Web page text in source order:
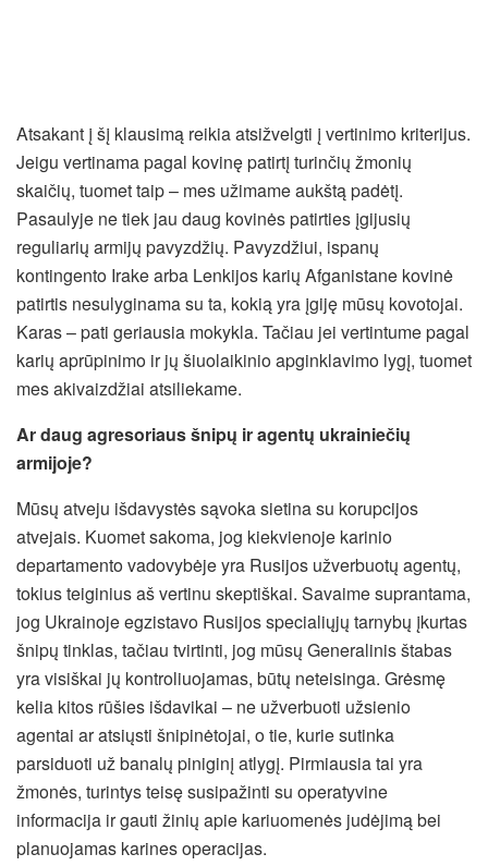
Atsakant į šį klausimą reikia atsižvelgti į vertinimo kriterijus.
Jeigu vertinama pagal kovinę patirtį turinčių žmonių
skaičių, tuomet taip – mes užimame aukštą padėtį.
Pasaulyje ne tiek jau daug kovinės patirties įgijusių
reguliarių armijų pavyzdžių. Pavyzdžiui, ispanų
kontingento Irake arba Lenkijos karių Afganistane kovinė
patirtis nesulyginama su ta, kokią yra įgiję mūsų kovotojai.
Karas – pati geriausia mokykla. Tačiau jei vertintume pagal
karių aprūpinimo ir jų šiuolaikinio apginklavimo lygį, tuomet
mes akivaizdžiai atsiliekame.
Ar daug agresoriaus šnipų ir agentų ukrainiečių
armijoje?
Mūsų atveju išdavystės sąvoka sietina su korupcijos
atvejais. Kuomet sakoma, jog kiekvienoje karinio
departamento vadovybėje yra Rusijos užverbuotų agentų,
tokius teiginius aš vertinu skeptiškai. Savaime suprantama,
jog Ukrainoje egzistavo Rusijos specialiųjų tarnybų įkurtas
šnipų tinklas, tačiau tvirtinti, jog mūsų Generalinis štabas
yra visiškai jų kontroliuojamas, būtų neteisinga. Grėsmę
kelia kitos rūšies išdavikai – ne užverbuoti užsienio
agentai ar atsiųsti šnipinėtojai, o tie, kurie sutinka
parsiduoti už banalų piniginį atlygį. Pirmiausia tai yra
žmonės, turintys teisę susipažinti su operatyvine
informacija ir gauti žinių apie kariuomenės judėjimą bei
planuojamas karines operacijas.